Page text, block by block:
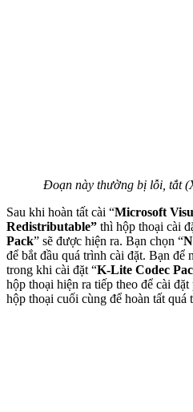
Đoạn này thường bị lỗi, tắt
Sau khi hoàn tất cài “Microsoft
Redistributable” thì hộp thoại cài
Pack” sẽ được hiện ra. Bạn chọn “
để bắt đầu quá trình cài đặt. Bạn để
trong khi cài đặt “K-Lite Codec
hộp thoại hiện ra tiếp theo để cài
hộp thoại cuối cùng để hoàn tất quá